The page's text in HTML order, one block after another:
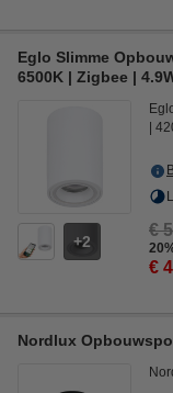
Eglo Slimme
6500K | Zigbee |
2
€
€
Nordlux